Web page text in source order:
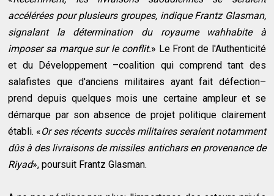
accélérées pour plusieurs groupes, indique Frantz Glasman,
signalant la détermination du royaume wahhabite à
imposer sa marque sur le conflit.» Le Front de l'Authenticité
et du Développement –coalition qui comprend tant des
salafistes que d'anciens militaires ayant fait défection–
prend depuis quelques mois une certaine ampleur et se
démarque par son absence de projet politique clairement
établi. «Or ses récents succès militaires seraient notamment
dûs à des livraisons de missiles antichars en provenance de
Riyad», poursuit Frantz Glasman.